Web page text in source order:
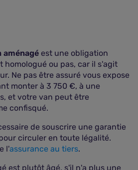
aménagé est une obligation
homologué ou pas, car il s'agit
Ne pas être assuré vous expose
monter à 3 750 €, à une
et votre van peut être
confisqué.
de souscrire une garantie
circuler en toute légalité.
l'assurance au tiers.
est plutôt âgé, s'il n'a plus une